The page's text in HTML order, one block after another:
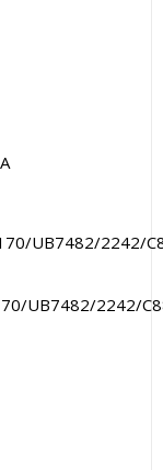
UB7482/2242/